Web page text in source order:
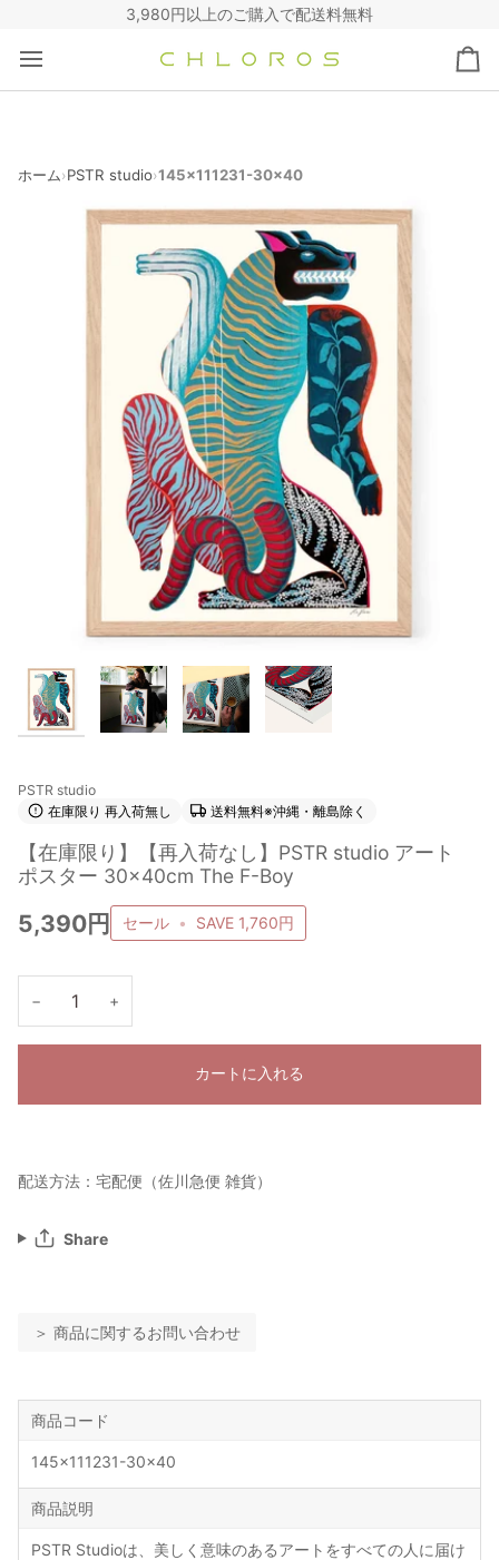
3,980円以上のご購入で配送料無料
カ
ー
ホーム›PSTR studio›145x111231-30x40
PSTR studio
在庫限り 再入荷無し
送料無料※沖縄・離島除く
【在庫限り】【再入荷なし】PSTR studio アート
ポスター 30×40cm The F-Boy
5,390円 セール • SAVE 1,760円
− +
カートに入れる
配送方法：宅配便（佐川急便 雑貨）
Share
＞ 商品に関するお問い合わせ
商品コード
145x111231-30x40
商品説明
PSTR Studioは、美しく意味のあるアートをすべての人に届け